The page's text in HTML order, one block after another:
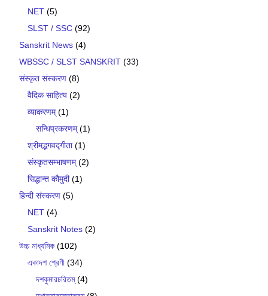
NET (5)
SLST / SSC (92)
Sanskrit News (4)
WBSSC / SLST SANSKRIT (33)
संस्कृत संस्करण (8)
वैदिक साहित्य (2)
व्याकरणम्(1)
सन्धिप्रकरणम्(1)
श्रीमद्भगवद्गीता(1)
संस्कृतसम्भाषणम्(2)
सिद्धान्त कौमुदी(1)
हिन्दी संस्करण (5)
NET (4)
Sanskrit Notes (2)
উচ্চ মাধ্যমিক (102)
একাদশ শ্রেণী (34)
দশকুমারচরিতম্(4)